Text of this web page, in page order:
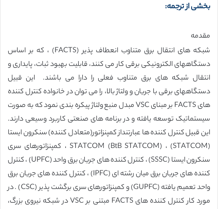
بخشی از ترجمه:
مقدمه
شبکه های انتقال برق متناوب انعطاف پذیر (FACTS) ، که بر اساس
دستگاههای الکترونیکی برقی کار می کنند، قابلیت بهبود ثبات، پایداری و
انتقال شبکه های برق متناوب فعلی را دارا می باشند. این قبیل
دستگاههای برقی با جریان و ولتاژ بالا، را می توان در خانواده کنترل کننده
های FACTS بر مبنای VSC مبدل منبع ولتاژ پیکره بندی نمود که به صورت
سیستماتیک توسعه یافته و در برنامه های صنعتی کاربرد وسیعی دارند.
این قبیل کنترل کننده ها عبارتنداز کمپنزاتور(متعادل کننده) سنکرون ایستا
(STATCOM) ، STATCOM (BtB STATCOM) ، کمپنزاتورهای سری
سنکرون ایستا (SSSC) ، کنترل کننده های جریان برق واحد (UPFC) ، کنترل
کننده های جریان برق میان رشته ای (IPFC) ، کنترل کننده های جریان برق
واحد تعمیم یافته (GUPFC) و کمپنزاتورهای سری برگشت پذیر (CSC) . در
مورد کار کنترل کننده های FACTS مبتنی بر VSC در شبکه نیروی بزرگ،